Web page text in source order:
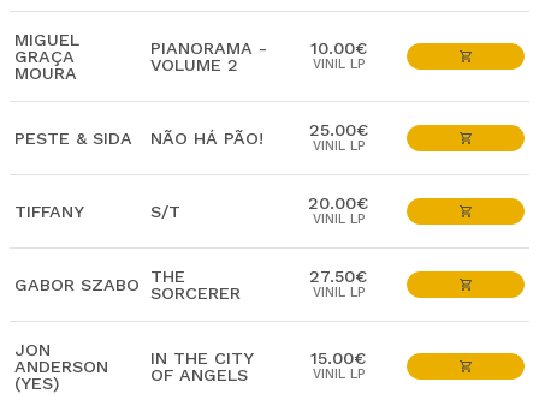
MIGUEL
GRAÇA
MOURA
PIANORAMA -
VOLUME 2
10.00€
VINIL LP
PESTE & SIDA NÃO HÁ PÃO! 25.00€
VINIL LP
TIFFANY S/T 20.00€
VINIL LP
GABOR SZABO
THE
SORCERER
27.50€
VINIL LP
JON
ANDERSON
(YES)
IN THE CITY
OF ANGELS
15.00€
VINIL LP